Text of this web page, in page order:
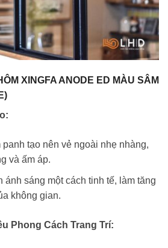
XINGFA ANODE ED MÀU SÂM
panh tạo nên vẻ ngoài nhẹ nhàng,
và ấm áp.
ánh sáng một cách tinh tế, làm tăng
không gian.
Phong Cách Trang Trí: